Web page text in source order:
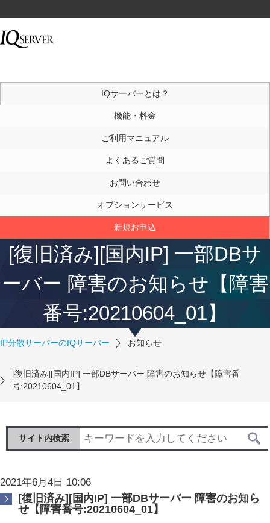
IQサーバーとは？
機能・料金
ご利用マニュアル
よくあるご質問
お問い合わせ
オプションサービス
新規お申込
[復旧済み][国内IP] 一部DBサ
ーバー 障害のお知らせ【障害
番号:20210604_01】
IP分散サーバーのIQサーバー お知らせ
[復旧済み][国内IP] 一部DBサーバー 障害のお知らせ【障害番
号:20210604_01】
サイト内検索
2021年6月4日 10:06
[復旧済み][国内IP] 一部DBサーバー 障害のお知ら
せ【障害番号:20210604_01】